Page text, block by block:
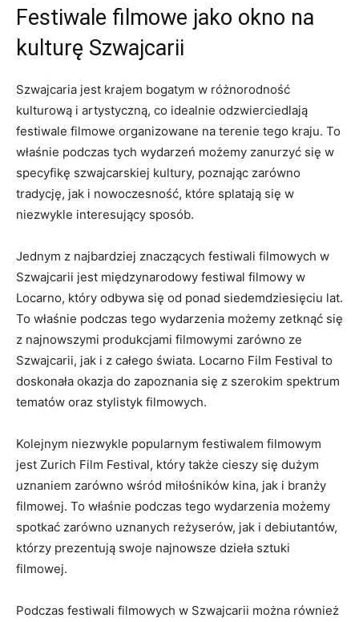
Festiwale filmowe jako okno na
kulturę Szwajcarii
Szwajcaria jest krajem bogatym w różnorodność
kulturową i⁤ artystyczną, co idealnie‌ odzwierciedlają
festiwale filmowe organizowane⁤ na terenie ‍tego kraju. To
właśnie ‍podczas ‍tych wydarzeń możemy zanurzyć się w
specyfikę szwajcarskiej kultury, poznając ⁤zarówno
tradycję, jak i nowoczesność, które splatają się w
niezwykle interesujący sposób.
Jednym z najbardziej znaczących festiwali filmowych w
Szwajcarii jest międzynarodowy festiwal filmowy w
Locarno, który⁣ odbywa się ⁣od ponad siedemdziesięciu‍ lat.​
To właśnie podczas ​tego wydarzenia możemy zetknąć się
z najnowszymi produkcjami filmowymi zarówno ‍ze
Szwajcarii, jak i z całego świata. Locarno Film Festival to
doskonała okazja do zapoznania się⁢ z szerokim spektrum
tematów oraz stylistyk⁢ filmowych.
Kolejnym niezwykle popularnym festiwalem filmowym⁢
jest⁢ Zurich Film Festival,⁣ który także cieszy ​się dużym
uznaniem zarówno ⁤wśród miłośników kina, jak i branży
filmowej. To właśnie podczas tego wydarzenia możemy
spotkać zarówno​ uznanych reżyserów, jak i debiutantów,
którzy prezentują swoje najnowsze dzieła sztuki
filmowej.
Podczas festiwali ​filmowych w Szwajcarii można również